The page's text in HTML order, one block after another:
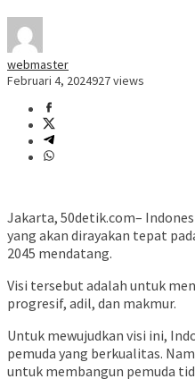
webmaster
Februari 4, 2024927 views
Jakarta, 50detik.com–
yang akan dirayakan tepat
2045 mendatang.
Visi tersebut adalah untuk
progresif, adil, dan makmur.
Untuk mewujudkan visi ini,
pemuda yang berkualitas.
untuk membangun pemuda